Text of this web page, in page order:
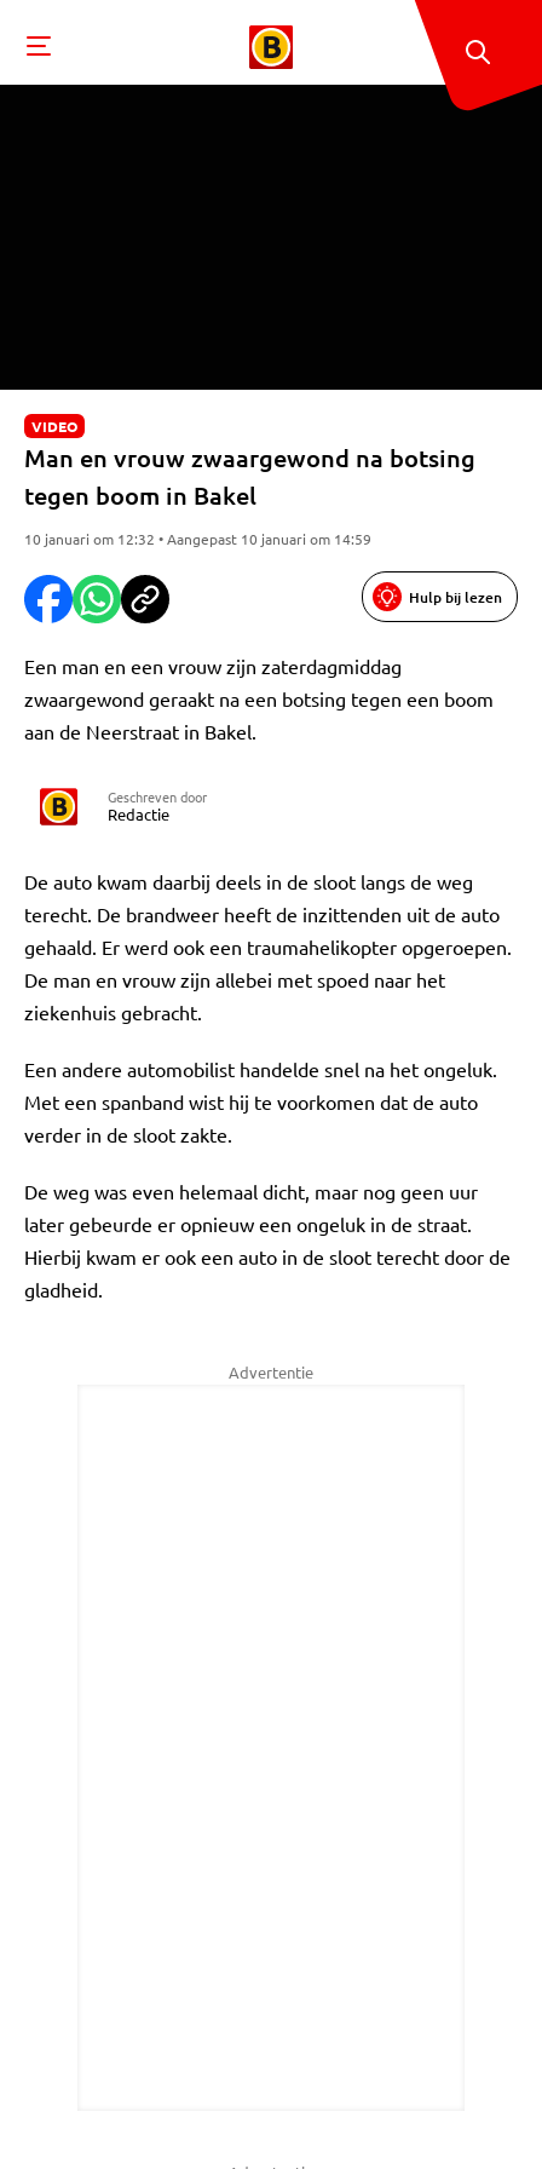
VIDEO
Man en vrouw zwaargewond na botsing
tegen boom in Bakel
10 januari om 12:32 • Aangepast 10 januari om 14:59
Hulp bij lezen
Een man en een vrouw zijn zaterdagmiddag
zwaargewond geraakt na een botsing tegen een boom
aan de Neerstraat in Bakel.
Geschreven door
Redactie
De auto kwam daarbij deels in de sloot langs de weg
terecht. De brandweer heeft de inzittenden uit de auto
gehaald. Er werd ook een traumahelikopter opgeroepen.
De man en vrouw zijn allebei met spoed naar het
ziekenhuis gebracht.
Een andere automobilist handelde snel na het ongeluk.
Met een spanband wist hij te voorkomen dat de auto
verder in de sloot zakte.
De weg was even helemaal dicht, maar nog geen uur
later gebeurde er opnieuw een ongeluk in de straat.
Hierbij kwam er ook een auto in de sloot terecht door de
gladheid.
Advertentie